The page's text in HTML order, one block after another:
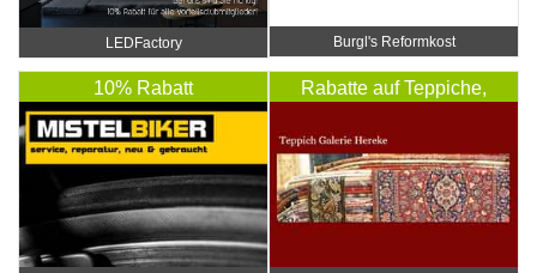
LEDFactory Burgl's Reformkost
10% Rabatt
Rabatte auf Teppiche,
…